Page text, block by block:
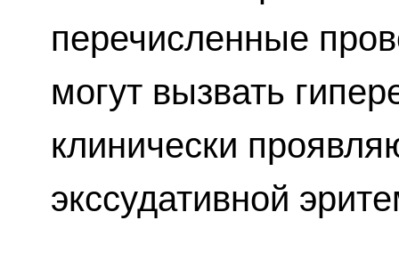
перечисленные
могут вызвать
клинически
экссудативной